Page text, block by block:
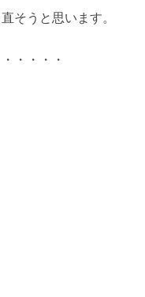
そうと思います。
・・・・